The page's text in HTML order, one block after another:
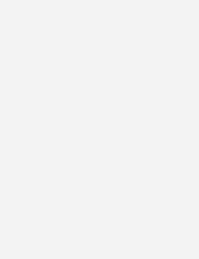
Daniel Marsch.